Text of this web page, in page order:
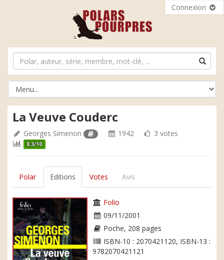
Connexion
La Veuve Couderc
Georges Simenon 1942 3 votes
8.3/10
Polar Editions Votes Avis
Folio
09/11/2001
Poche, 208 pages
ISBN-10 : 2070421120, ISBN-13 :
9782070421121